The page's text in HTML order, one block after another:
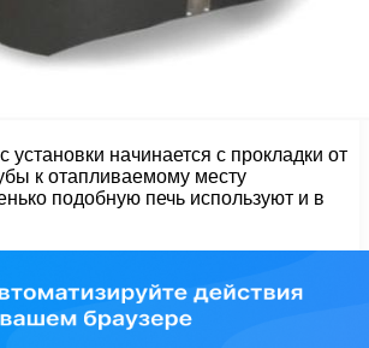
установки начинается с прокладки от
к отапливаемому месту
подобную печь используют и в